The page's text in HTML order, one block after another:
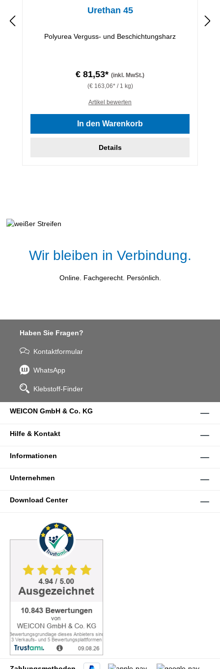
Urethan 45
Polyurea Verguss- und Beschichtungsharz
€ 81,53* (inkl. MwSt.)
(€ 163,06* / 1 kg)
Artikel bewerten
In den Warenkorb
Details
Wir bleiben in Verbindung.
Online. Fachgerecht. Persönlich.
Haben Sie Fragen?
Kontaktformular
WhatsApp
Klebstoff-Finder
WEICON GmbH & Co. KG
Hilfe & Kontakt
Informationen
Unternehmen
Download Center